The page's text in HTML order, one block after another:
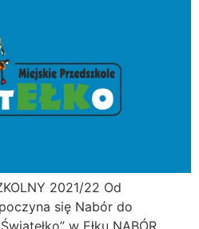
2021/22 Od
się Nabór do